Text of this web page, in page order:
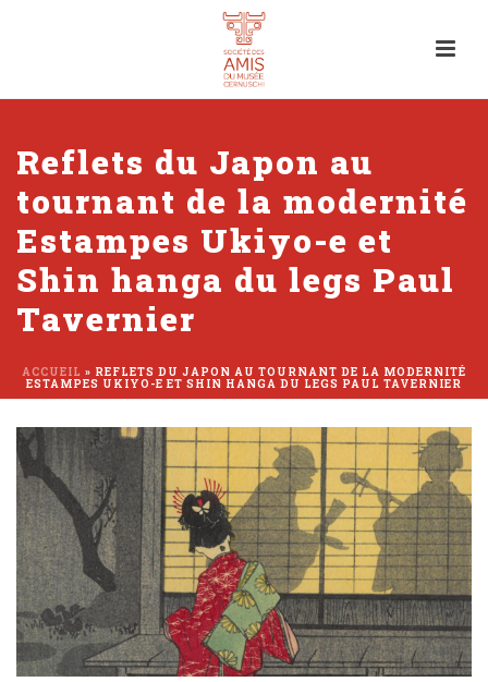
Reflets du Japon au
tournant de la modernité
Estampes Ukiyo-e et
Shin hanga du legs Paul
Tavernier
ACCUEIL » REFLETS DU JAPON AU TOURNANT DE LA MODERNITÉ
ESTAMPES UKIYO-E ET SHIN HANGA DU LEGS PAUL TAVERNIER